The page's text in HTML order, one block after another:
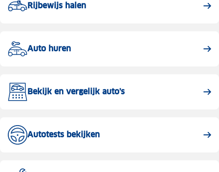
Rijbewijs halen
Auto huren
Bekijk en vergelijk auto's
Autotests bekijken